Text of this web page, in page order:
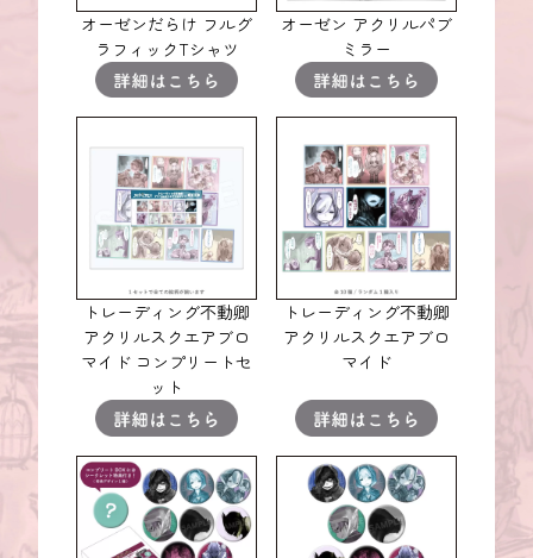
オーゼンだらけ フルグ
ラフィックTシャツ
オーゼン アクリルパブ
ミラー
トレーディング不動卿
アクリルスクエアブロ
マイド コンプリートセ
ット
トレーディング不動卿
アクリルスクエアブロ
マイド